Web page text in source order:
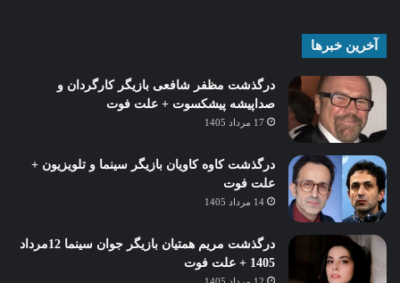
آخرین خبرها
درگذشت مظفر شافعی بازیگر کارگردان و
صداپیشه پیشکسوت + علت فوت
17 مرداد 1405
درگذشت کاوه کاویان بازیگر سینما و تلویزیون +
علت فوت
14 مرداد 1405
درگذشت مریم همتیان بازیگر جوان سینما 12مرداد
1405 + علت فوت